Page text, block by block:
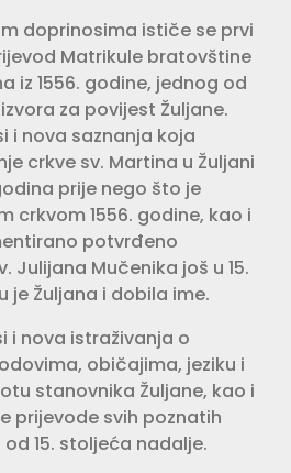
doprinosima ističe se prvi
Matrikule bratovštine
iz 1556. godine, jednog od
za povijest Žuljane.
i nova saznanja koja
crkve sv. Martina u Žuljani
prije nego što je
crkvom 1556. godine, kao i
potvrđeno
Julijana Mučenika još u 15.
je Žuljana i dobila ime.
i nova istraživanja o
običajima, jeziku i
stanovnika Žuljane, kao i
prijevode svih poznatih
15. stoljeća nadalje.